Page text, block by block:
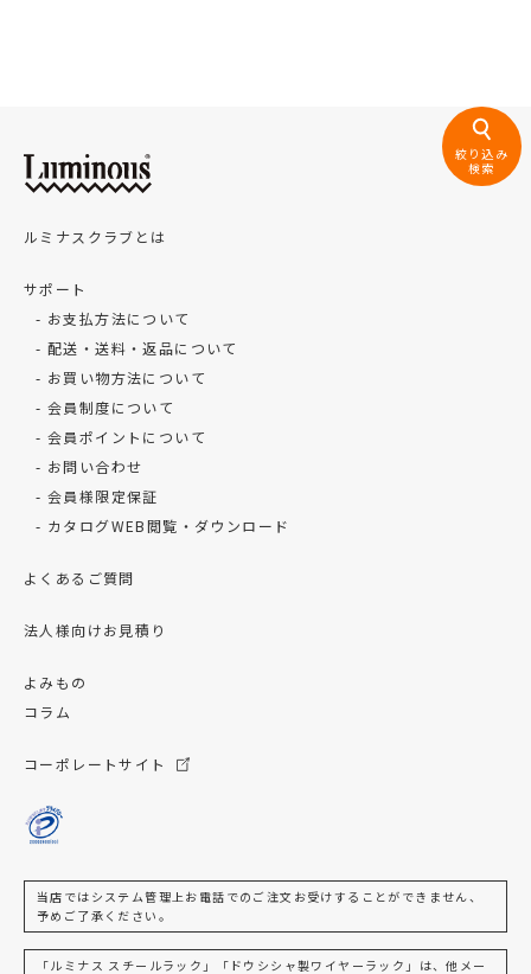
絞り込み
検索
ルミナスクラブとは
サポート
お支払方法について
配送・送料・返品について
お買い物方法について
会員制度について
会員ポイントについて
お問い合わせ
会員様限定保証
カタログWEB閲覧・ダウンロード
よくあるご質問
法人様向けお見積り
よみもの
コラム
コーポレートサイト
当店ではシステム管理上お電話でのご注文お受けすることができません、
予めご了承ください。
「ルミナス スチールラック」「ドウシシャ製ワイヤーラック」は、他メー